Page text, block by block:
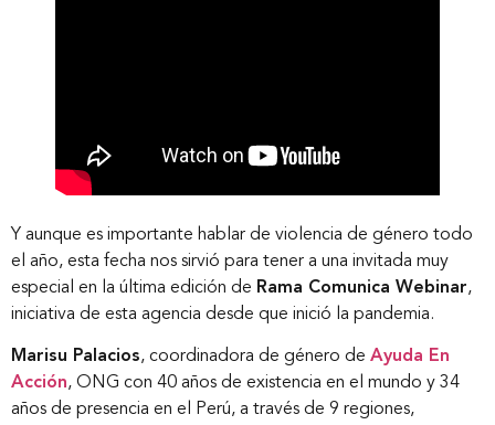
Y aunque es importante hablar de violencia de género todo
el año, esta fecha nos sirvió para tener a una invitada muy
especial en la última edición de Rama Comunica Webinar,
iniciativa de esta agencia desde que inició la pandemia.
Marisu Palacios, coordinadora de género de Ayuda En
Acción, ONG con 40 años de existencia en el mundo y 34
años de presencia en el Perú, a través de 9 regiones,